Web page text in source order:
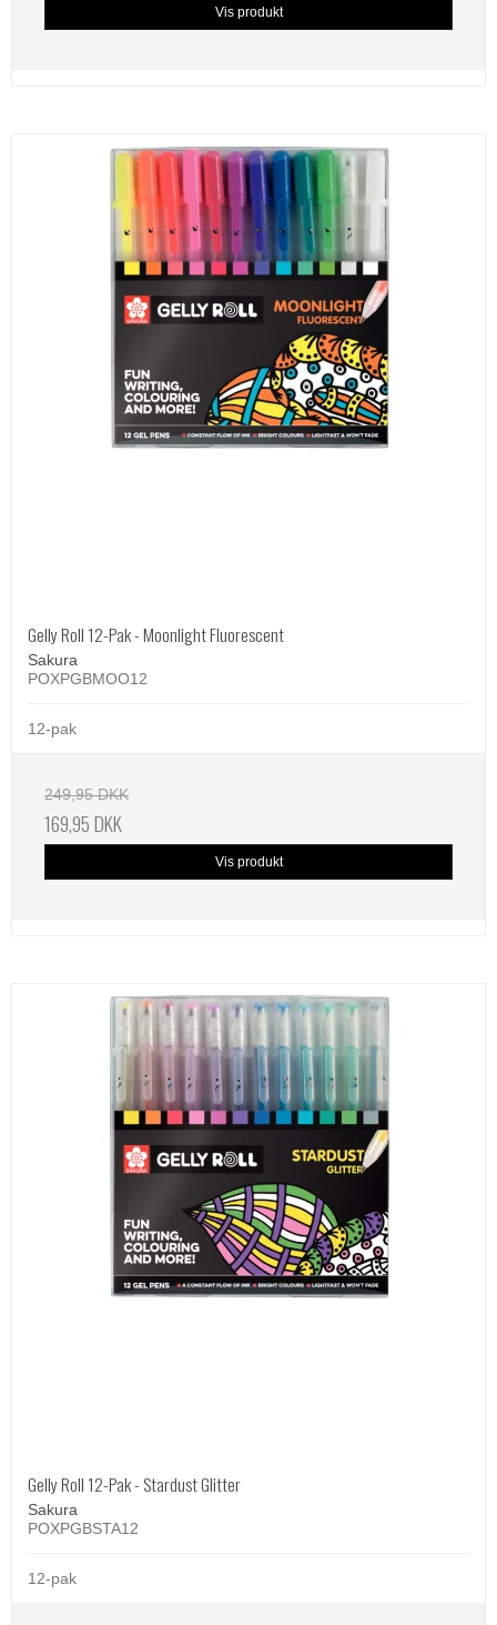
Vis produkt
Gelly Roll 12-Pak - Moonlight Fluorescent
Sakura
POXPGBMOO12
12-pak
249,95 DKK
169,95 DKK
Vis produkt
Gelly Roll 12-Pak - Stardust Glitter
Sakura
POXPGBSTA12
12-pak